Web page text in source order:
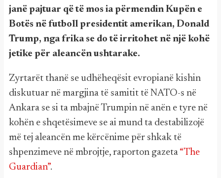
janë pajtuar që të mos ia përmendin Kupën e
Botës në futboll presidentit amerikan, Donald
Trump, nga frika se do të irritohet në një kohë
jetike për aleancën ushtarake.
Zyrtarët thanë se udhëheqësit evropianë kishin
diskutuar në margjina të samitit të NATO-s në
Ankara se si ta mbajnë Trumpin në anën e tyre në
kohën e shqetësimeve se ai mund ta destabilizojë
më tej aleancën me kërcënime për shkak të
shpenzimeve në mbrojtje, raporton gazeta “The
Guardian”.